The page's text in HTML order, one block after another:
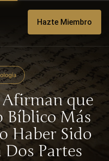
Hazte Miembro
que
Bíblico Más
Haber Sido
Partes